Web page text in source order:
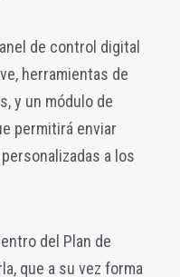
de control digital
herramientas de
y un módulo de
permitirá enviar
a los
del Plan de
que a su vez forma